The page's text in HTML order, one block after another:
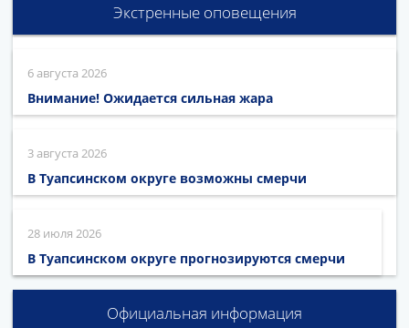
Экстренные оповещения
6 августа 2026
Внимание! Ожидается сильная жара
3 августа 2026
В Туапсинском округе возможны смерчи
28 июля 2026
В Туапсинском округе прогнозируются смерчи
Официальная информация